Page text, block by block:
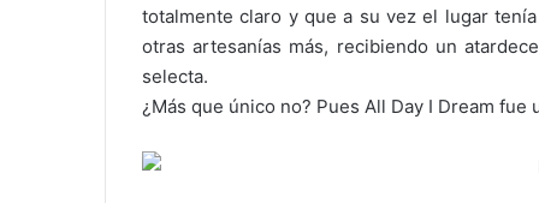
totalmente claro y que a su vez el lugar
otras artesanías más, recibiendo un
selecta.
¿Más que único no? Pues All Day I Dream